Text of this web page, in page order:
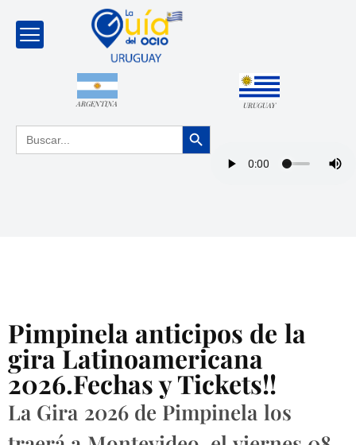
ARGENTINA URUGUAY
Buscar: Botón de búsqueda
Pimpinela anticipos de la
gira Latinoamericana
2026.Fechas y Tickets!!
La Gira 2026 de Pimpinela los